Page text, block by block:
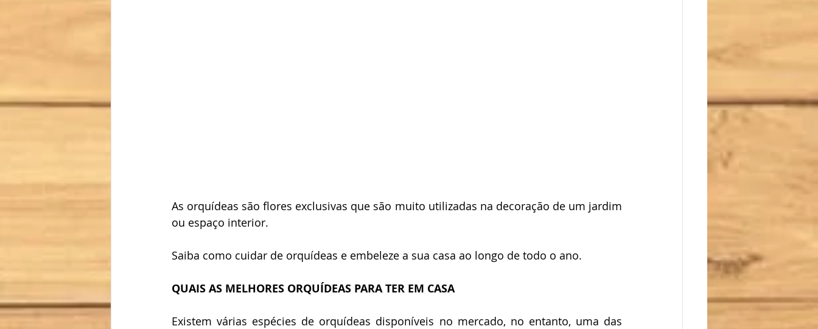
As orquídeas são flores exclusivas que são muito utilizadas na decoração de um jardim
ou espaço interior.
Saiba como cuidar de orquídeas e embeleze a sua casa ao longo de todo o ano.
QUAIS AS MELHORES ORQUÍDEAS PARA TER EM CASA
Existem várias espécies de orquídeas disponíveis no mercado, no entanto, uma das